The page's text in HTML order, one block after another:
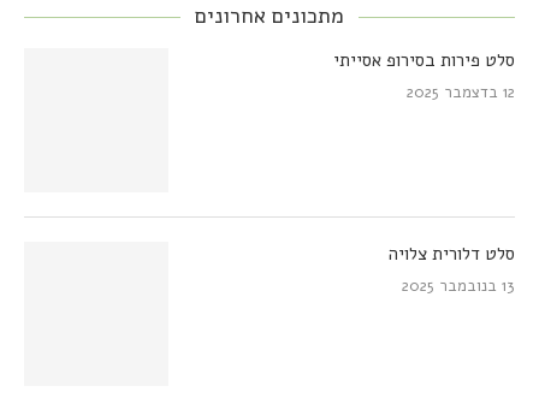
מתכונים אחרונים
סלט פירות בסירופ אסייתי
12 בדצמבר 2025
סלט דלורית צלויה
13 בנובמבר 2025